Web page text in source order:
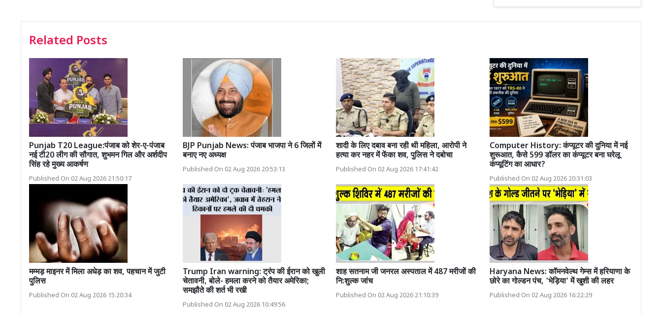
Related Posts
Punjab T20 League:पंजाब को शेर-ए-पंजाब
नई टी20 लीग की सौगात, शुभमन गिल और अर्शदीप
सिंह रहे मुख्य आकर्षण
Published On 02 Aug 2026 21:50:17
BJP Punjab News: पंजाब भाजपा ने 6 जिलों में
बनाए नए अध्यक्ष
Published On 02 Aug 2026 20:53:13
शादी के लिए दबाव बना रही थी महिला, आरोपी ने
हत्या कर नहर में फेंका शव, पुलिस ने दबोचा
Published On 02 Aug 2026 17:41:42
Computer History: कंप्यूटर की दुनिया में नई
शुरूआत, कैसे 599 डॉलर का कंप्यूटर बना घरेलू
कंप्यूटिंग का आधार?
Published On 02 Aug 2026 20:31:03
मम्मड़ माइनर में मिला अधेड़ का शव, पहचान में जुटी
पुलिस
Published On 02 Aug 2026 15:20:34
Trump Iran warning: ट्रंप की ईरान को खुली
चेतावनी, बोले- हमला करने को तैयार अमेरिका;
समझौते की शर्त भी रखी
Published On 02 Aug 2026 10:49:56
शाह सतनाम जी जनरल अस्पताल में 487 मरीजों की
नि:शुल्क जांच
Published On 02 Aug 2026 21:10:39
Haryana News: कॉमनवेल्थ गेम्स में हरियाणा के
छोरे का गोल्डन पंच, 'भेड़िया' में खुशी की लहर
Published On 02 Aug 2026 16:22:29